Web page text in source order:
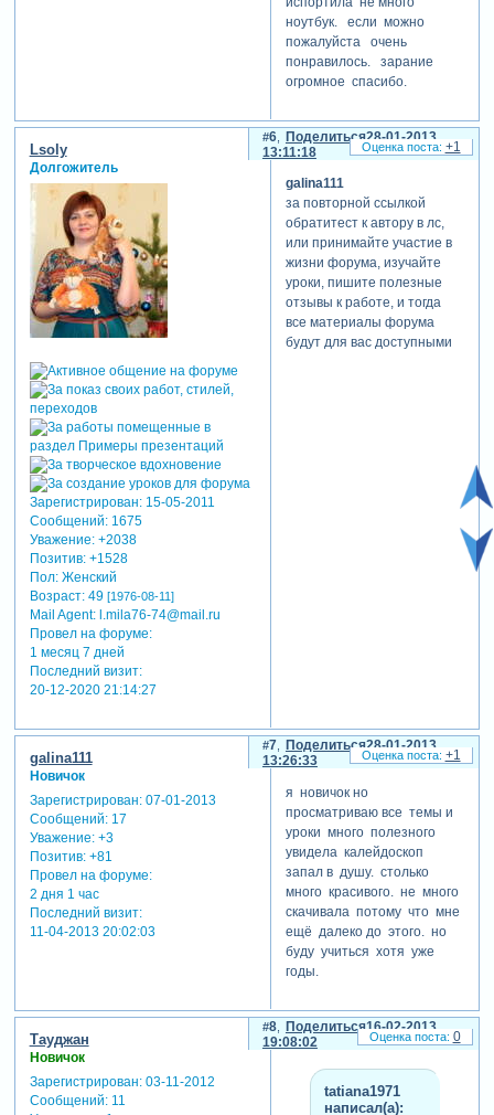
ноутбук. если можно
пожалуйста очень
понравилось. зарание
огромное спасибо.
Поделиться
6
28-01-2013
13:11:18
Lsoly
Долгожитель
Зарегистрирован: 15-05-2011
Сообщений:1675
Уважение: +2038
Позитив: +1528
Пол:Женский
Возраст:49 [1976-08-11]
Mail Agent:l.mila76-74@mail.ru
Провел на форуме:
1 месяц 7 дней
Последний визит:
20-12-2020 21:14:27
galina111
за повторной ссылкой
обратитест к автору в лс,
или принимайте участие в
жизни форума, изучайте
уроки, пишите полезные
отзывы к работе, и тогда
все материалы форума
будут для вас доступными
+1
Поделиться
7
28-01-2013
13:26:33
galina111
Новичок
Зарегистрирован: 07-01-2013
Сообщений:17
Уважение: +3
Позитив: +81
Провел на форуме:
2 дня 1 час
Последний визит:
11-04-2013 20:02:03
я новичок но
просматриваю все темы и
уроки много полезного
увидела калейдоскоп
запал в душу. столько
много красивого. не много
скачивала потому что мне
ещё далеко до этого. но
буду учиться хотя уже
годы.
+1
Поделиться
8
16-02-2013
19:08:02
Тауджан
Новичок
Зарегистрирован: 03-11-2012
Сообщений:11
tatiana1971
написал(а):
0